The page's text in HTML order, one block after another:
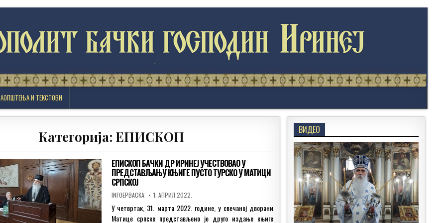
И ТЕКСТОВИ
Категорија: ЕПИСКОП
ЕПИСКОП БАЧКИ ДР ИРИНЕЈ УЧЕСТВОВАО У
ПРЕДСТАВЉАЊУ КЊИГЕ ПУСТО ТУРСКО У МАТИЦИ
СРПСКОЈ
AUTHOR:
INFOEPBACKA PUBLISHED
DATE:
1. АПРИЛ 2022.
У четвртак, 31. марта 2022. године, у свечаној дворани
Матице српске представљено је друго издање књиге
ВИДЕО